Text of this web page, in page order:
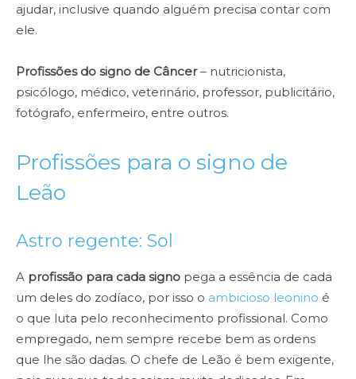
ajudar, inclusive quando alguém precisa contar com
ele.
Profissões do signo de Câncer– nutricionista,
psicólogo, médico, veterinário, professor, publicitário,
fotógrafo, enfermeiro, entre outros.
Profissões para o signo de
Leão
Astro regente: Sol
A profissão para cada signo pega a essência de cada
um deles do zodíaco, por isso o ambicioso leonino é
o que luta pelo reconhecimento profissional. Como
empregado, nem sempre recebe bem as ordens
que lhe são dadas. O chefe de Leão é bem exigente,